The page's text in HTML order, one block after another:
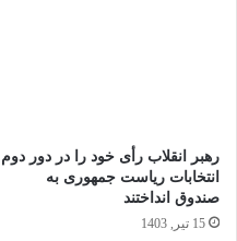
رهبر انقلاب رأی خود را در دور دوم
انتخابات ریاست جمهوری به
صندوق انداختند
15 تیر, 1403